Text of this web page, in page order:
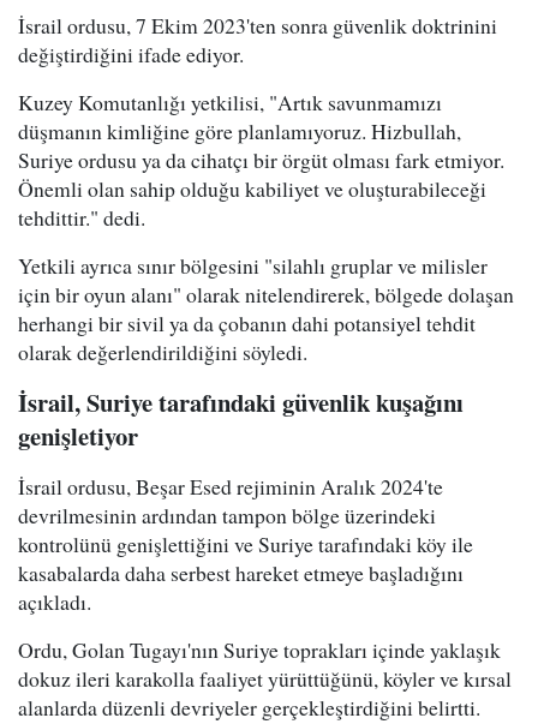
İsrail ordusu, 7 Ekim 2023'ten sonra güvenlik doktrinini
değiştirdiğini ifade ediyor.
Kuzey Komutanlığı yetkilisi, "Artık savunmamızı
düşmanın kimliğine göre planlamıyoruz. Hizbullah,
Suriye ordusu ya da cihatçı bir örgüt olması fark etmiyor.
Önemli olan sahip olduğu kabiliyet ve oluşturabileceği
tehdittir." dedi.
Yetkili ayrıca sınır bölgesini "silahlı gruplar ve milisler
için bir oyun alanı" olarak nitelendirerek, bölgede dolaşan
herhangi bir sivil ya da çobanın dahi potansiyel tehdit
olarak değerlendirildiğini söyledi.
İsrail, Suriye tarafındaki güvenlik kuşağını
genişletiyor
İsrail ordusu, Beşar Esed rejiminin Aralık 2024'te
devrilmesinin ardından tampon bölge üzerindeki
kontrolünü genişlettiğini ve Suriye tarafındaki köy ile
kasabalarda daha serbest hareket etmeye başladığını
açıkladı.
Ordu, Golan Tugayı'nın Suriye toprakları içinde yaklaşık
dokuz ileri karakolla faaliyet yürüttüğünü, köyler ve kırsal
alanlarda düzenli devriyeler gerçekleştirdiğini belirtti.